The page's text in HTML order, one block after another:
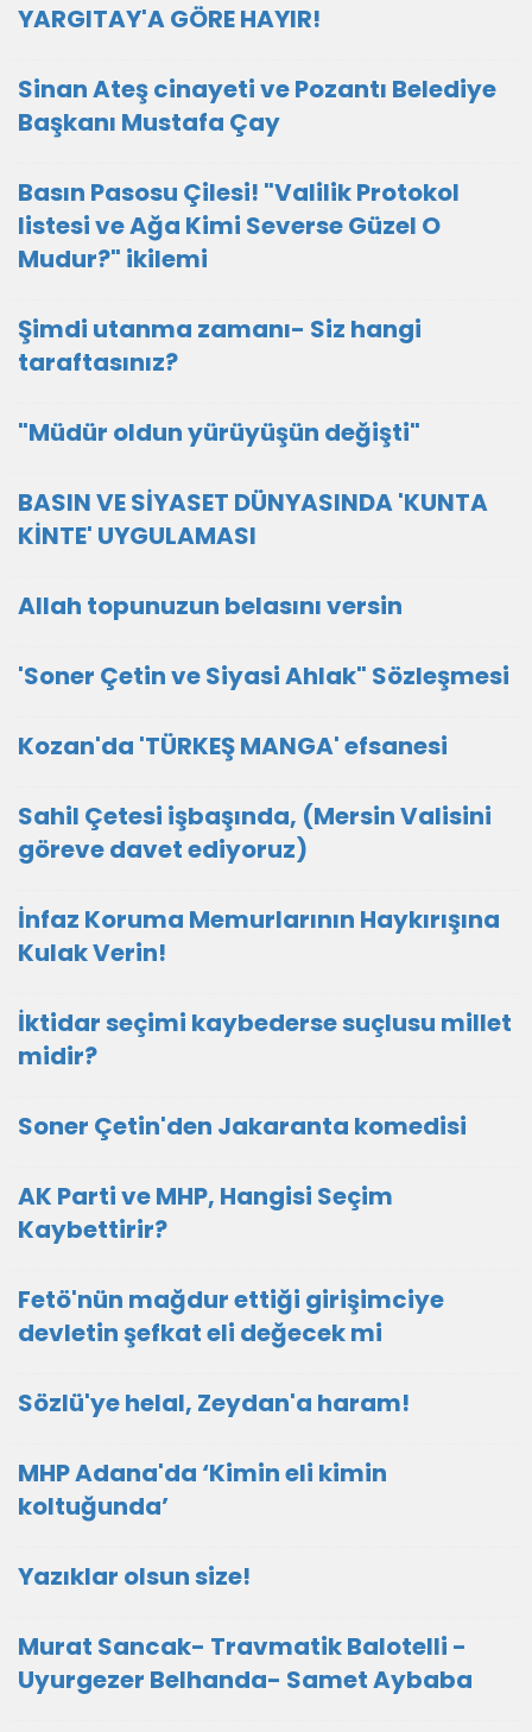
YARGITAY'A GÖRE HAYIR!
Sinan Ateş cinayeti ve Pozantı Belediye
Başkanı Mustafa Çay
Basın Pasosu Çilesi! "Valilik Protokol
listesi ve Ağa Kimi Severse Güzel O
Mudur?" ikilemi
Şimdi utanma zamanı- Siz hangi
taraftasınız?
"Müdür oldun yürüyüşün değişti"
BASIN VE SİYASET DÜNYASINDA 'KUNTA
KİNTE' UYGULAMASI
Allah topunuzun belasını versin
'Soner Çetin ve Siyasi Ahlak" Sözleşmesi
Kozan'da 'TÜRKEŞ MANGA' efsanesi
Sahil Çetesi işbaşında, (Mersin Valisini
göreve davet ediyoruz)
İnfaz Koruma Memurlarının Haykırışına
Kulak Verin!
İktidar seçimi kaybederse suçlusu millet
midir?
Soner Çetin'den Jakaranta komedisi
AK Parti ve MHP, Hangisi Seçim
Kaybettirir?
Fetö'nün mağdur ettiği girişimciye
devletin şefkat eli değecek mi
Sözlü'ye helal, Zeydan'a haram!
MHP Adana'da ‘Kimin eli kimin
koltuğunda’
Yazıklar olsun size!
Murat Sancak- Travmatik Balotelli -
Uyurgezer Belhanda- Samet Aybaba